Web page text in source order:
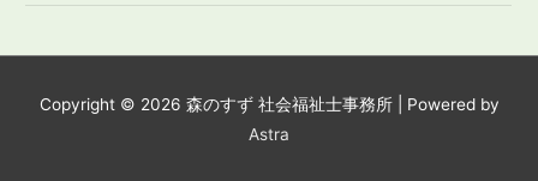
Copyright © 2026 森のすず 社会福祉士事務所| Powered by
Astra